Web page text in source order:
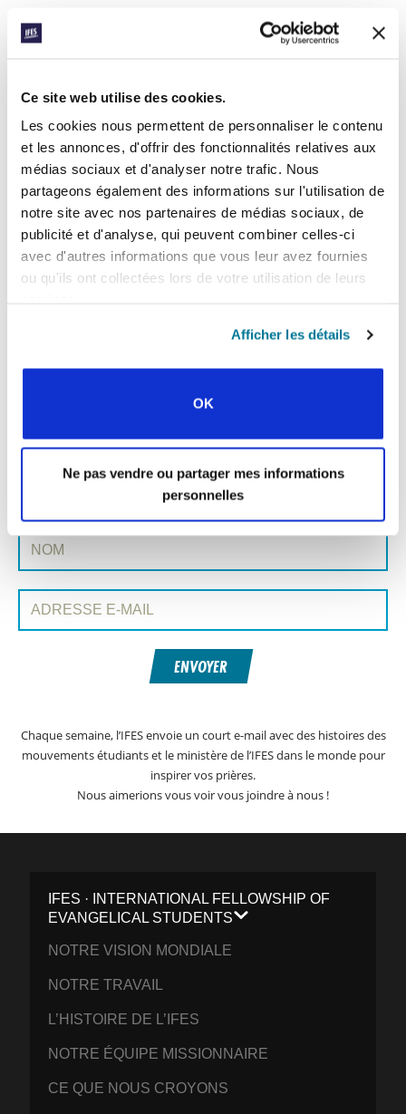
Ce site web utilise des cookies.
Les cookies nous permettent de personnaliser le contenu
et les annonces, d'offrir des fonctionnalités relatives aux
médias sociaux et d'analyser notre trafic. Nous
partageons également des informations sur l'utilisation de
notre site avec nos partenaires de médias sociaux, de
publicité et d'analyse, qui peuvent combiner celles-ci
avec d'autres informations que vous leur avez fournies
ou qu'ils ont collectées lors de votre utilisation de leurs
Afficher les détails
OK
Ne pas vendre ou partager mes informations
personnelles
Rendez grâce pour ceux qui ont
généreusement soutenu la Semaine du don
besoin le personnel et les étudiants – pour
vivre et pour le ministère. Et priez que
l’équipe de l’IFES Caraïbe ait de la sagesse
alors qu’elle cherche à les encourager et les
soutenir.
Partager: Facebook
INSCRIVEZ-VOUS À PRAYERLINE
Nom:
ENVOYER
Chaque semaine, l’IFES envoie un court e-mail avec des histoires des
mouvements étudiants et le ministère de l’IFES dans le monde pour
inspirer vos prières.
Nous aimerions vous voir vous joindre à nous !
IFES · INTERNATIONAL FELLOWSHIP OF
EVANGELICAL STUDENTS
NOTRE VISION MONDIALE
NOTRE TRAVAIL
L’HISTOIRE DE L’IFES
NOTRE ÉQUIPE MISSIONNAIRE
CE QUE NOUS CROYONS